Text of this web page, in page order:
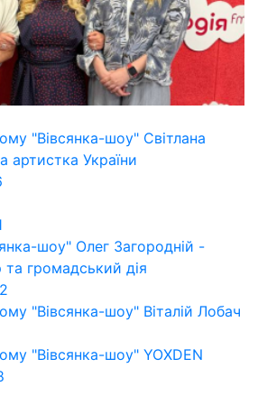
"Вівсянка-шоу" Cвітлана
артистка України
шоу" Олег Загородній -
та громадський дія
"Вівсянка-шоу" Віталій Лобач
"Вівсянка-шоу" YOXDEN